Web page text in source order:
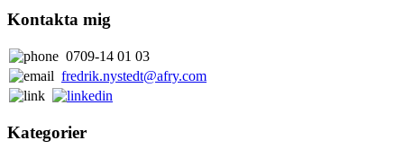
Kontakta mig
0709-14 01 03
fredrik.nystedt@afry.com
Kategorier